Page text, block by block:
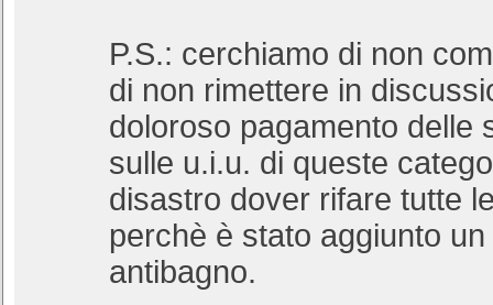
P.S.: cerchiamo di non
di non rimettere in
doloroso pagamento delle
sulle u.i.u. di queste
disastro dover rifare tutte
perchè è stato aggiunto
antibagno.